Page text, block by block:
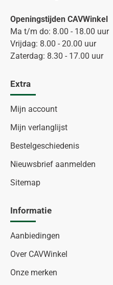
Openingstijden CAVWinkel
Ma t/m do: 8.00 - 18.00 uur
Vrijdag: 8.00 - 20.00 uur
Zaterdag: 8.30 - 17.00 uur
Extra
Mijn account
Mijn verlanglijst
Bestelgeschiedenis
Nieuwsbrief aanmelden
Sitemap
Informatie
Aanbiedingen
Over CAVWinkel
Onze merken